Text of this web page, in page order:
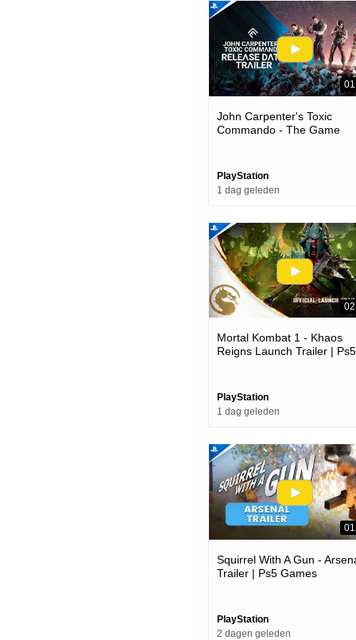
John Carpenter's Toxic
Commando - The Game
PlayStation
1 dag geleden
Mortal Kombat 1 - Khaos
Reigns Launch Trailer | Ps5
PlayStation
1 dag geleden
Squirrel With A Gun -
Trailer | Ps5 Games
PlayStation
2 dagen geleden